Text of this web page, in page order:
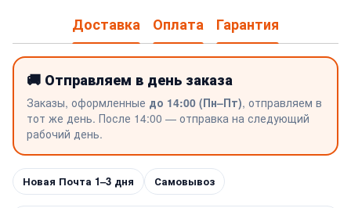
Доставка Оплата Гарантия
🚚 Отправляем в день заказа
Заказы, оформленные до 14:00 (Пн–Пт), отправляем в
тот же день. После 14:00 — отправка на следующий
рабочий день.
Новая Почта 1–3 дня Самовывоз